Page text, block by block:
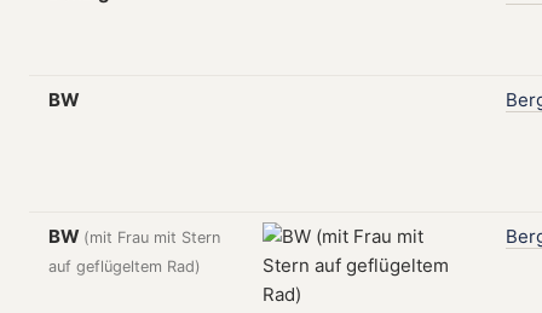
BW
BW (mit Frau mit Stern
auf geflügeltem Rad)